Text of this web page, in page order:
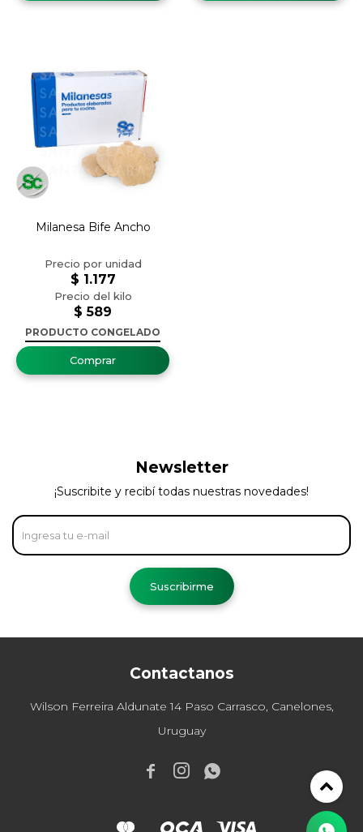
Milanesa Bife Ancho
$ 589
$ 1.177
PRODUCTO CONGELADO
Contactanos
Wilson Ferreira Aldunate 14 Paso Carrasco, Canelones,
Uruguay
  
Newsletter
¡Suscribite y recibí todas nuestras novedades!
Suscribirme